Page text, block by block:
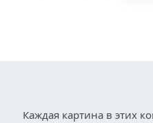
Каждая картина в этих